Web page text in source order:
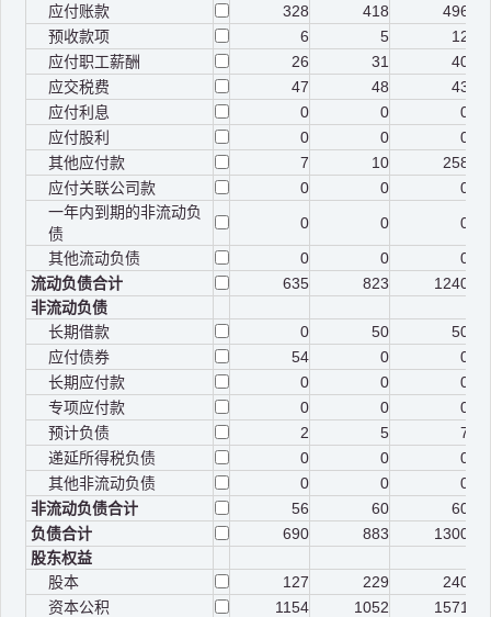
应付账款
328 418
496
预收款项
6 5
12
应付职工薪酬
26 31
40
应交税费
47 48
43
应付利息
0 0
0
应付股利
0 0
0
其他应付款
7 10
258
应付关联公司款
0 0
0
一年内到期的非流动负
债
0 0
0
其他流动负债
0 0
0
流动负债合计
635 823
1240
非流动负债
长期借款
0 50
50
应付债券
54 0
0
长期应付款
0 0
0
专项应付款
0 0
0
预计负债
2 5
7
递延所得税负债
0 0
0
其他非流动负债
0 0
0
非流动负债合计
56 60
60
负债合计
690 883
1300
股东权益
股本
127 229
240
资本公积
1154 1052
1571